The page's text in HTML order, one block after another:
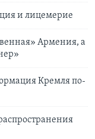
и лицемерие
Армения, а
Кремля по-